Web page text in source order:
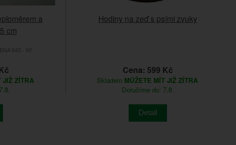
a
cm
642.- Kč
JIŽ ZÍTRA
Hodiny na zeď s psími zvuky
Cena: 599 Kč
Skladem MŮŽETE MÍT JIŽ ZÍTRA
Doručíme do: 7.8.
Detail